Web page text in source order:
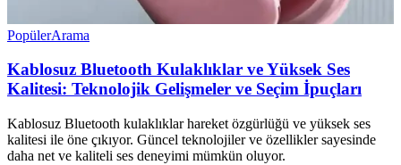
PopülerArama
Kablosuz Bluetooth Kulaklıklar ve Yüksek Ses
Kalitesi: Teknolojik Gelişmeler ve Seçim İpuçları
Kablosuz Bluetooth kulaklıklar hareket özgürlüğü ve yüksek ses
kalitesi ile öne çıkıyor. Güncel teknolojiler ve özellikler sayesinde
daha net ve kaliteli ses deneyimi mümkün oluyor.